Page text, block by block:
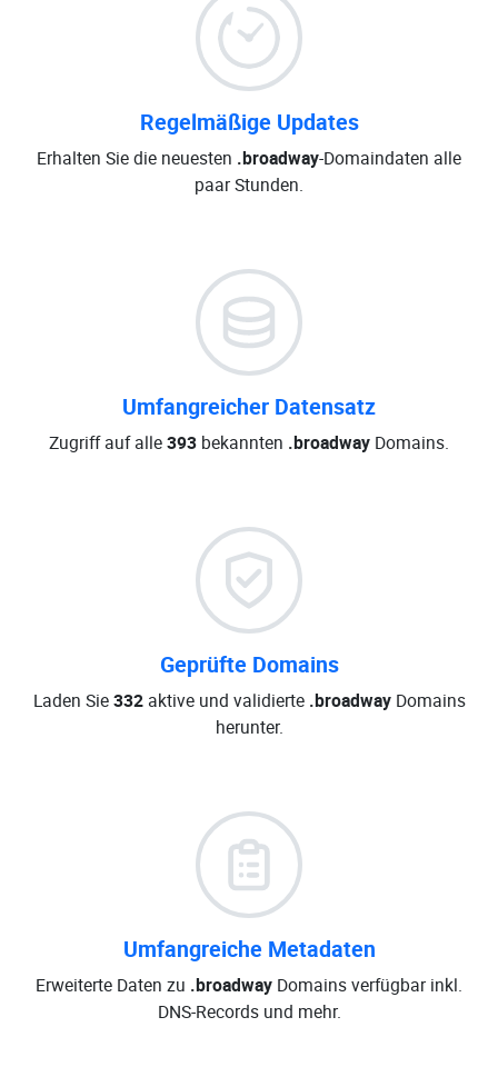
Regelmäßige Updates
Erhalten Sie die neuesten .broadway-Domaindaten alle
paar Stunden.
Umfangreicher Datensatz
Zugriff auf alle393 bekannten .broadway Domains.
Geprüfte Domains
Laden Sie332aktive und validierte .broadwayDomains
herunter.
Umfangreiche Metadaten
Erweiterte Daten zu .broadway Domains verfügbar inkl.
DNS-Records und mehr.